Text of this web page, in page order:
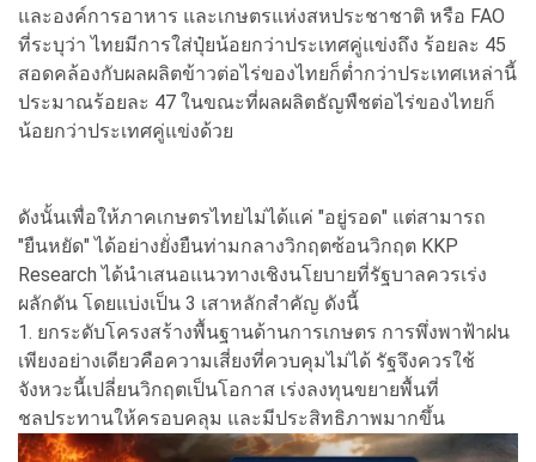
และองค์การอาหาร และเกษตรแห่งสหประชาชาติ หรือ FAO
ที่ระบุว่า ไทยมีการใส่ปุ๋ยน้อยกว่าประเทศคู่แข่งถึง ร้อยละ 45
สอดคล้องกับผลผลิตข้าวต่อไร่ของไทยก็ต่ำกว่าประเทศเหล่านี้
ประมาณร้อยละ 47 ในขณะที่ผลผลิตธัญพืชต่อไร่ของไทยก็
น้อยกว่าประเทศคู่แข่งด้วย
ดังนั้นเพื่อให้ภาคเกษตรไทยไม่ได้แค่ "อยู่รอด" แต่สามารถ
"ยืนหยัด" ได้อย่างยั่งยืนท่ามกลางวิกฤตซ้อนวิกฤต KKP
Research ได้นำเสนอแนวทางเชิงนโยบายที่รัฐบาลควรเร่ง
ผลักดัน โดยแบ่งเป็น 3 เสาหลักสำคัญ ดังนี้
1. ยกระดับโครงสร้างพื้นฐานด้านการเกษตร การพึ่งพาฟ้าฝน
เพียงอย่างเดียวคือความเสี่ยงที่ควบคุมไม่ได้ รัฐจึงควรใช้
จังหวะนี้เปลี่ยนวิกฤตเป็นโอกาส เร่งลงทุนขยายพื้นที่
ชลประทานให้ครอบคลุม และมีประสิทธิภาพมากขึ้น